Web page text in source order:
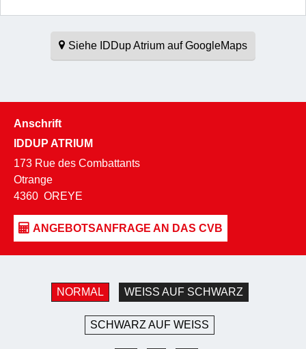
Siehe IDDup Atrium auf GoogleMaps
Anschrift
IDDUP ATRIUM
173 Rue des Combattants
Otrange
4360 OREYE
NORMAL WEISS AUF SCHWARZ
SCHWARZ AUF WEISS